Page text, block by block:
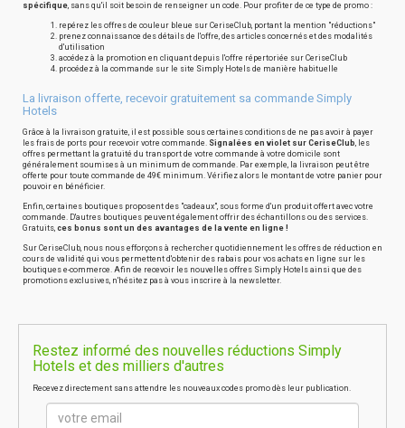
spécifique, sans qu'il soit besoin de renseigner un code. Pour profiter de ce type de promo :
repérez les offres de couleur bleue sur CeriseClub, portant la mention "réductions"
prenez connaissance des détails de l'offre, des articles concernés et des modalités
d'utilisation
accédez à la promotion en cliquant depuis l'offre répertoriée sur CeriseClub
procédez à la commande sur le site Simply Hotels de manière habituelle
La livraison offerte, recevoir gratuitement sa commande Simply
Hotels
Grâce à la livraison gratuite, il est possible sous certaines conditions de ne pas avoir à payer
les frais de ports pour recevoir votre commande. Signalées en violet sur CeriseClub, les
offres permettant la gratuité du transport de votre commande à votre domicile sont
généralement soumises à un minimum de commande. Par exemple, la livraison peut être
offerte pour toute commande de 49€ minimum. Vérifiez alors le montant de votre panier pour
pouvoir en bénéficier.
Enfin, certaines boutiques proposent des "cadeaux", sous forme d'un produit offert avec votre
commande. D'autres boutiques peuvent également offrir des échantillons ou des services.
Gratuits, ces bonus sont un des avantages de la vente en ligne !
Sur CeriseClub, nous nous efforçons à rechercher quotidiennement les offres de réduction en
cours de validité qui vous permettent d'obtenir des rabais pour vos achats en ligne sur les
boutiques e-commerce. Afin de recevoir les nouvelles offres Simply Hotels ainsi que des
promotions exclusives, n'hésitez pas à vous inscrire à la newsletter.
Restez informé des nouvelles réductions Simply
Hotels et des milliers d'autres
Recevez directement sans attendre les nouveaux codes promo dès leur publication.